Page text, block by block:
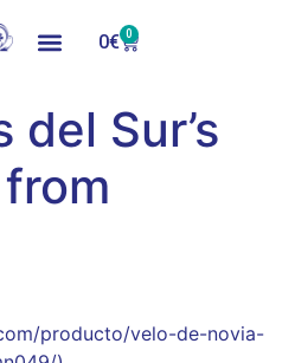
0€ 0
Sur’s
producto/velo-de-novia-